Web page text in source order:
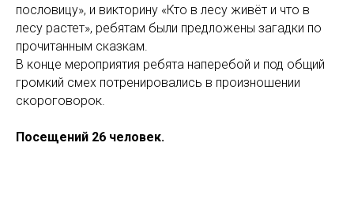
пословицу», и викторину «Кто в лесу живёт и что в
лесу растет», ребятам были предложены загадки по
прочитанным сказкам.
В конце мероприятия ребята наперебой и под общий
громкий смех потренировались в произношении
скороговорок.
Посещений 26 человек.